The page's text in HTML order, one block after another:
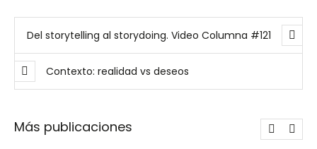
Del storytelling al storydoing. Video Columna #121
Contexto: realidad vs deseos
Más publicaciones